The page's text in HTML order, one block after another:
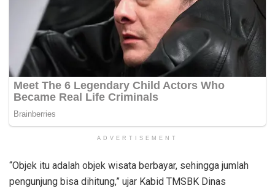
ADVERTISEMENT
“Objek itu adalah objek wisata berbayar, sehingga jumlah
pengunjung bisa dihitung,” ujar Kabid TMSBK Dinas